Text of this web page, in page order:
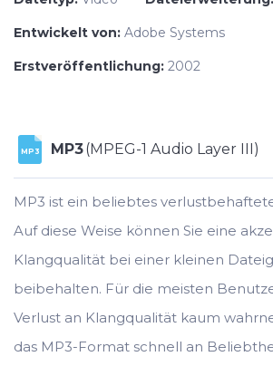
Entwickelt von: Adobe Systems
Erstveröffentlichung: 2002
MP3 MP3(MPEG-1 Audio Layer III)
MP3 ist ein beliebtes
Auf diese Weise können Sie eine
Klangqualität bei einer kleinen
beibehalten. Für die meisten
Verlust an Klangqualität kaum
das MP3-Format schnell an